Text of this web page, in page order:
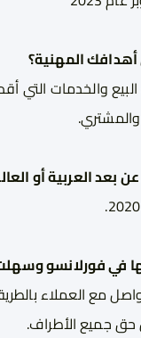
المهنية؟
والخدمات
العربية أو
في فورلانسو
مع العملاء
حق جميع الأطراف.